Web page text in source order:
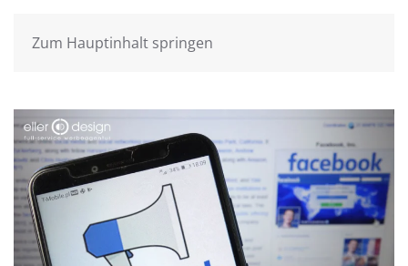
Zum Hauptinhalt springen